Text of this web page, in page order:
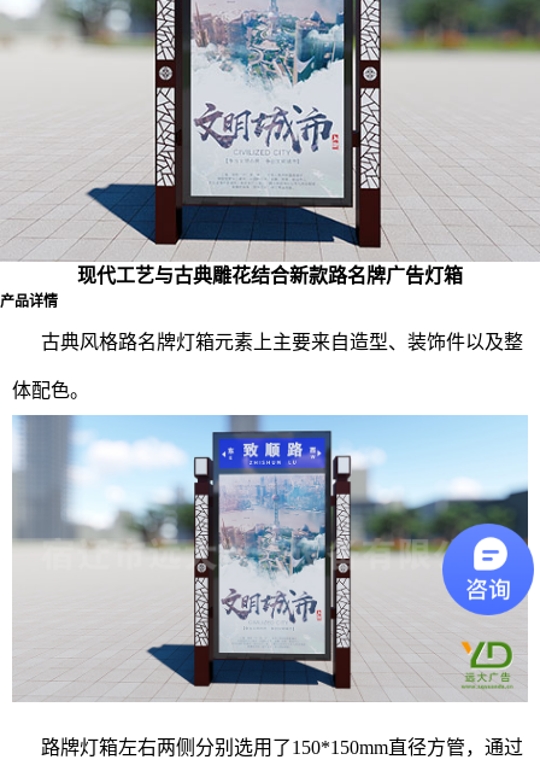
现代工艺与古典雕花结合新款路名牌广告灯箱
产品详情
古典风格路名牌灯箱元素上主要来自造型、装饰件以及整
体配色。
路牌灯箱左右两侧分别选用了150*150mm直径方管，通过